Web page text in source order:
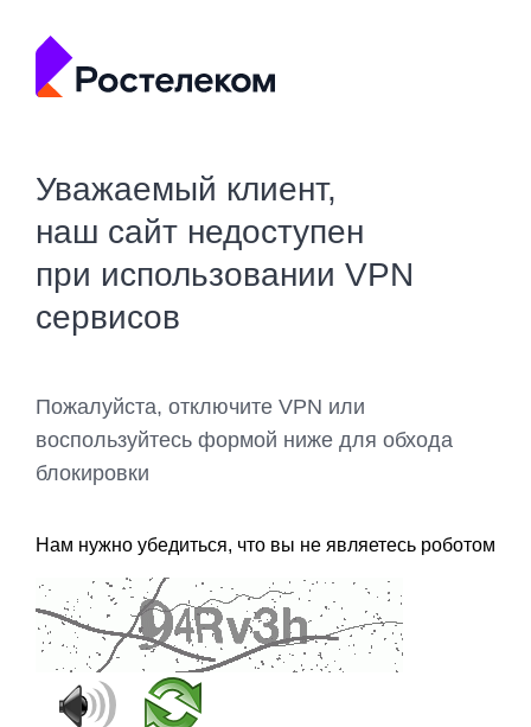
Уважаемый клиент,
наш сайт недоступен
при использовании VPN
сервисов
Пожалуйста, отключите VPN или
воспользуйтесь формой ниже для обхода
блокировки
Нам нужно убедиться, что вы не являетесь роботом